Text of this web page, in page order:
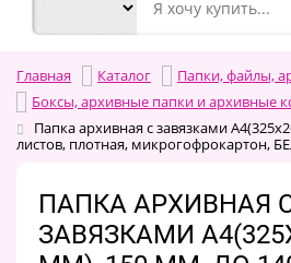
Главная Каталог
Папки, файлы,
Боксы, архивные папки и архивные
Папка архивная с завязками
листов, плотная, микрогофрокартон,
ПАПКА АРХИВНАЯ
ЗАВЯЗКАМИ